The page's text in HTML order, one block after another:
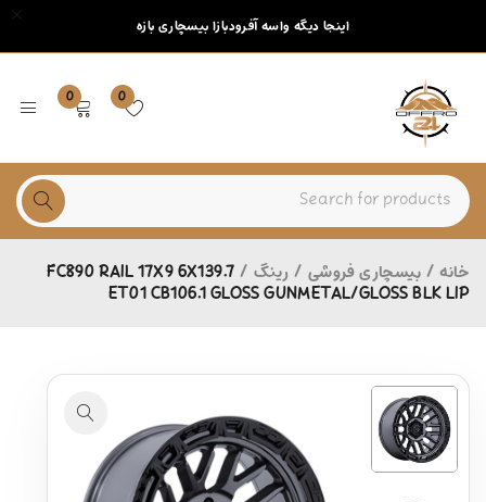
اینجا دیگه واسه آفرودبازا بیسچاری بازه
0
0
خانه / بیسچاری فروشی / رینگ /
FC890 RAIL 17X9 6X139.7
ET01 CB106.1 GLOSS GUNMETAL/GLOSS BLK LIP